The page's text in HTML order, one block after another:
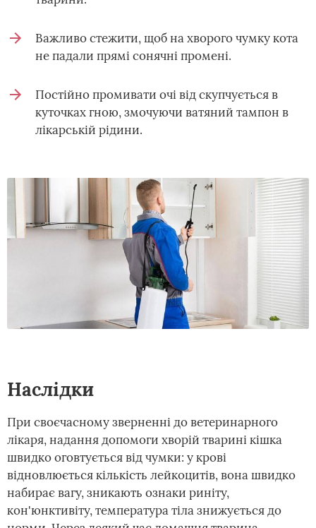
Важливо стежити, щоб на хворого чумку кота
не падали прямі сонячні промені.
Постійно промивати очі від скупчується в
куточках гною, змочуючи ватяний тампон в
лікарській рідини.
Наслідки
При своєчасному зверненні до ветеринарного
лікаря, надання допомоги хворій тварині кішка
швидко оговтується від чумки: у крові
відновлюється кількість лейкоцитів, вона швидко
набирає вагу, зникають ознаки риніту,
кон'юнктивіту, температура тіла знижується до